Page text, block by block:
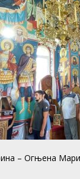
– Огњена